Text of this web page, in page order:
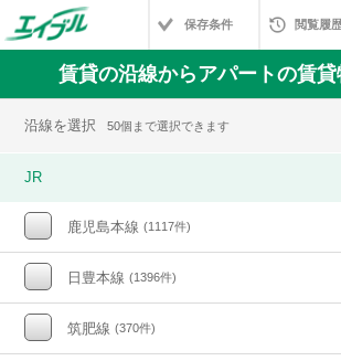
保存条件 閲覧履
賃貸の沿線からアパートの賃
沿線を選択 50個まで選択できます
JR
鹿児島本線 (1117件)
日豊本線 (1396件)
筑肥線 (370件)